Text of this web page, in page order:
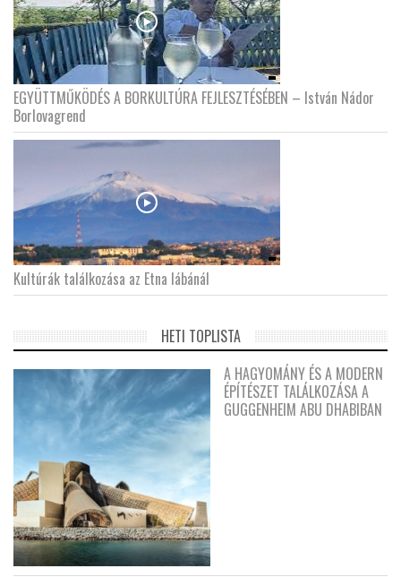
EGYÜTTMŰKÖDÉS A BORKULTÚRA FEJLESZTÉSÉBEN – István Nádor
Borlovagrend
Kultúrák találkozása az Etna lábánál
HETI TOPLISTA
A HAGYOMÁNY ÉS A MODERN
ÉPÍTÉSZET TALÁLKOZÁSA A
GUGGENHEIM ABU DHABIBAN